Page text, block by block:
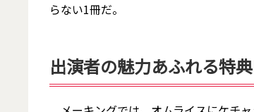
らない1冊だ。
出演者の魅力あふれる特